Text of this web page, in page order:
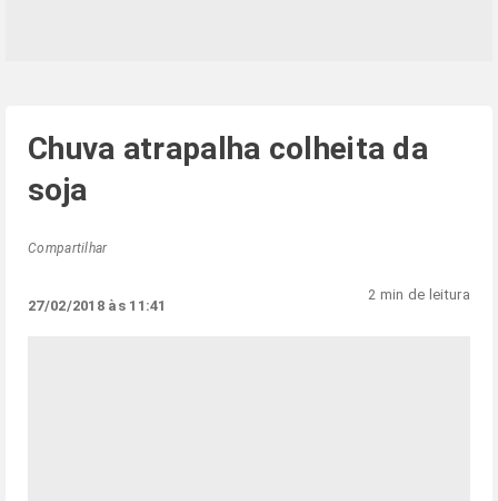
Chuva atrapalha colheita da
soja
Compartilhar
27/02/2018 às 11:41
2 min de leitura